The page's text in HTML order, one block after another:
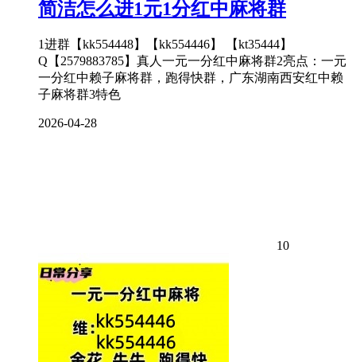
简洁怎么进1元1分红中麻将群
1进群【kk554448】【kk554446】 【kt35444】
Q【2579883785】真人一元一分红中麻将群2亮点：一元
一分红中赖子麻将群，跑得快群，广东湖南西安红中赖
子麻将群3特色
2026-04-28
10